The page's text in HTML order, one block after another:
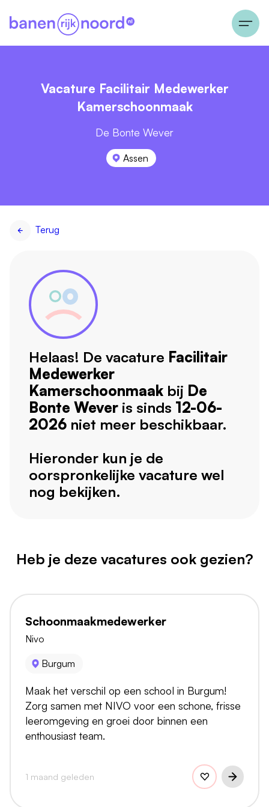
Vacature Facilitair Medewerker
Kamerschoonmaak
De Bonte Wever
Assen
Terug
Helaas! De vacature Facilitair
Medewerker
Kamerschoonmaak bij De
Bonte Wever is sinds 12-06-
2026 niet meer beschikbaar.
Hieronder kun je de
oorspronkelijke vacature wel
nog bekijken.
Heb je deze vacatures ook gezien?
Schoonmaakmedewerker
Nivo
Burgum
Maak het verschil op een school in Burgum!
Zorg samen met NIVO voor een schone, frisse
leeromgeving en groei door binnen een
enthousiast team.
1 maand geleden